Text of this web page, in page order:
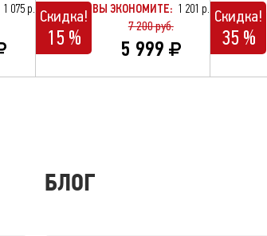
1 075 р. Скидка!
15 %
ВЫ ЭКОНОМИТЕ: 1 201 р.
7 200 руб.
5 999
Скидка!
35 %
БЛОГ